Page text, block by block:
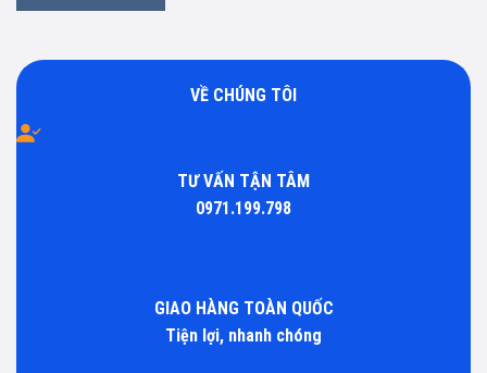
VỀ CHÚNG TÔI
TƯ VẤN TẬN TÂM
0971.199.798
GIAO HÀNG TOÀN QUỐC
Tiện lợi, nhanh chóng